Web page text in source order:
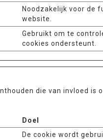
Noodzakelijk voor de
website.
Gebruikt om te
cookies ondersteunt.
die van invloed
Doel
De cookie wordt